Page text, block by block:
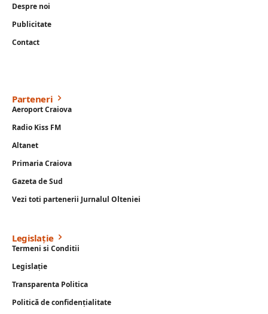
Despre noi
Publicitate
Contact
Parteneri
Aeroport Craiova
Radio Kiss FM
Altanet
Primaria Craiova
Gazeta de Sud
Vezi toti partenerii Jurnalul Olteniei
Legislație
Termeni si Conditii
Legislație
Transparenta Politica
Politică de confidențialitate